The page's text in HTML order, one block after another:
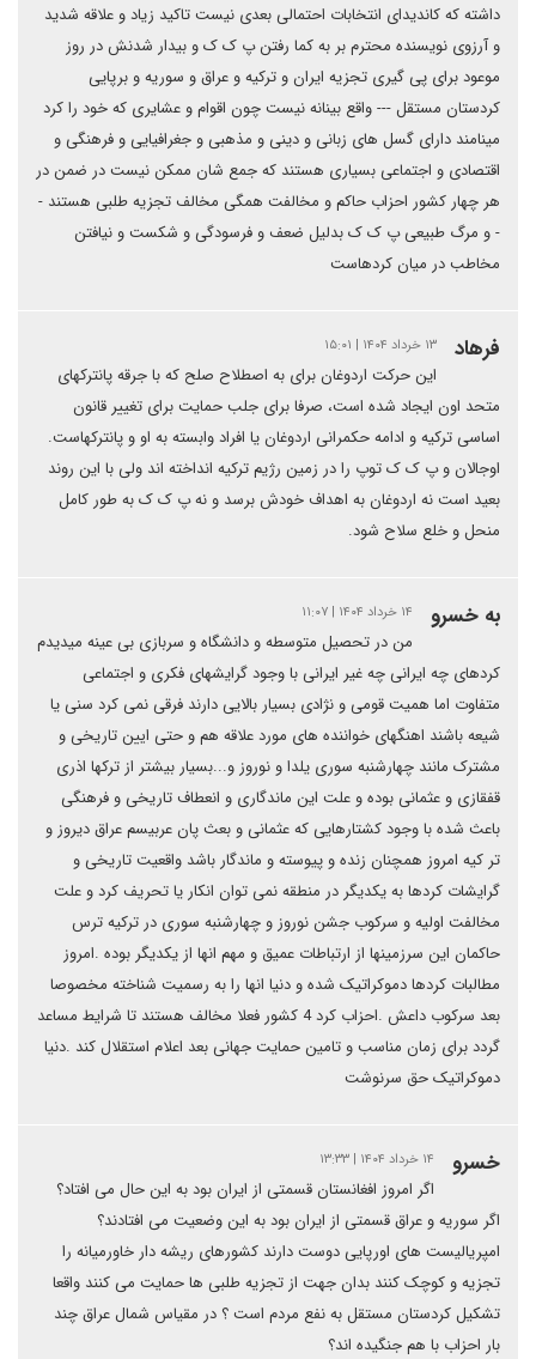
داشته که کاندیدای انتخابات احتمالی بعدی نیست تاکید زیاد و علاقه شدید
و آرزوی نویسنده محترم بر به کما رفتن پ ک ک و بیدار شدنش در روز
موعود برای پی گیری تجزیه ایران و ترکیه و عراق و سوریه و برپایی
کردستان مستقل --- واقع بینانه نیست چون اقوام و عشایری که خود را کرد
مینامند دارای گسل های زبانی و دینی و مذهبی و جغرافیایی و فرهنگی و
اقتصادی و اجتماعی بسیاری هستند که جمع شان ممکن نیست در ضمن در
هر چهار کشور احزاب حاکم و مخالفت همگی مخالف تجزیه طلبی هستند -
- و مرگ طبیعی پ ک ک بدلیل ضعف و فرسودگی و شکست و نیافتن
مخاطب در میان کردهاست
فرهاد ۱۳ خرداد ۱۴۰۴ | ۱۵:۰۱
این حرکت اردوغان برای به اصطلاح صلح که با جرقه پانترکهای
متحد اون ایجاد شده است، صرفا برای جلب حمایت برای تغییر قانون
اساسی ترکیه و ادامه حکمرانی اردوغان یا افراد وابسته به او و پانترکهاست.
اوجالان و پ ک ک توپ را در زمین رژیم ترکیه انداخته اند ولی با این روند
بعید است نه اردوغان به اهداف خودش برسد و نه پ ک ک به طور کامل
منحل و خلع سلاح شود.
به خسرو ۱۴ خرداد ۱۴۰۴ | ۱۱:۰۷
من در تحصیل متوسطه و دانشگاه و سربازی بی عینه میدیدم
کردهای چه ایرانی چه غیر ایرانی با وجود گرایشهای فکری و اجتماعی
متفاوت اما همیت قومی و نژادی بسیار بالایی دارند فرقی نمی کرد سنی یا
شیعه باشند اهنگهای خواننده های مورد علاقه هم و حتی ایین تاریخی و
مشترک مانند چهارشنبه سوری یلدا و نوروز و...بسیار بیشتر از ترکها اذری
قفقازی و عثمانی بوده و علت این ماندگاری و انعطاف تاریخی و فرهنگی
باعث شده با وجود کشتارهایی که عثمانی و بعث پان عربیسم عراق دیروز و
تر کیه امروز همچنان زنده و پیوسته و ماندگار باشد واقعیت تاریخی و
گرایشات کردها به یکدیگر در منطقه نمی توان انکار یا تحریف کرد و علت
مخالفت اولیه و سرکوب جشن نوروز و چهارشنبه سوری در ترکیه ترس
حاکمان این سرزمینها از ارتباطات عمیق و مهم انها از یکدیگر بوده .امروز
مطالبات کردها دموکراتیک شده و دنیا انها را به رسمیت شناخته مخصوصا
بعد سرکوب داعش .احزاب کرد 4 کشور فعلا مخالف هستند تا شرایط مساعد
گردد برای زمان مناسب و تامین حمایت جهانی بعد اعلام استقلال کند .دنیا
دموکراتیک حق سرنوشت
خسرو ۱۴ خرداد ۱۴۰۴ | ۱۳:۳۳
اگر امروز افغانستان قسمتی از ایران بود به این حال می افتاد؟
اگر سوریه و عراق قسمتی از ایران بود به این وضعیت می افتادند؟
امپریالیست های اورپایی دوست دارند کشورهای ریشه دار خاورمیانه را
تجزیه و کوچک کنند بدان جهت از تجزیه طلبی ها حمایت می کنند واقعا
تشکیل کردستان مستقل به نفع مردم است ؟ در مقیاس شمال عراق چند
بار احزاب با هم جنگیده اند؟